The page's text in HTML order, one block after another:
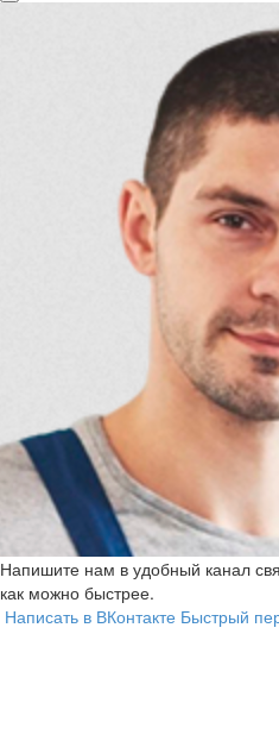
Напишите нам в удобный канал
как можно быстрее.
Написать в ВКонтакте Быстрый